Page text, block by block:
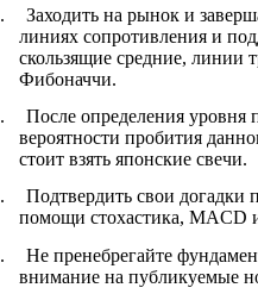
Заходить на рынок и
линиях сопротивления и
скользящие средние, линии
Фибоначчи.
После определения уровня
вероятности пробития
стоит взять японские свечи.
Подтвердить свои догадки
помощи стохастика, MACD
Не пренебрегайте
внимание на публикуемые